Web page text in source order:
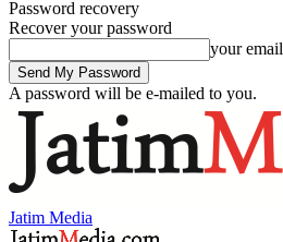
Password recovery
Recover your password
your email
A password will be e-mailed to you.
Jatim Media